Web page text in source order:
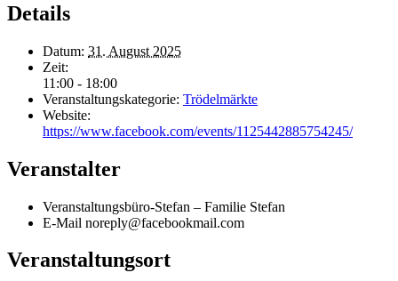
Details
Datum: 31. August 2025
Zeit:
11:00 - 18:00
Veranstaltungskategorie: Trödelmärkte
Website:
https://www.facebook.com/events/1125442885754245/
Veranstalter
Veranstaltungsbüro-Stefan – Familie Stefan
E-Mail noreply@facebookmail.com
Veranstaltungsort